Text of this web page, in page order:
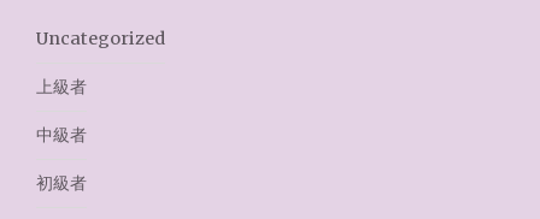
Uncategorized
上級者
中級者
初級者